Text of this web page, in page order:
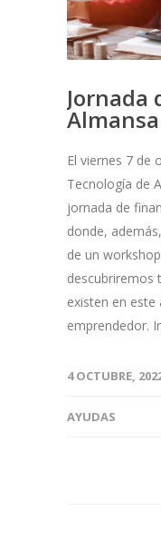
Jornada
Almansa
El viernes 7 de
Tecnología de
jornada de
donde,
de un
descubriremos
existen en
emprendedor.
4 OCTUBRE,
AYUDAS